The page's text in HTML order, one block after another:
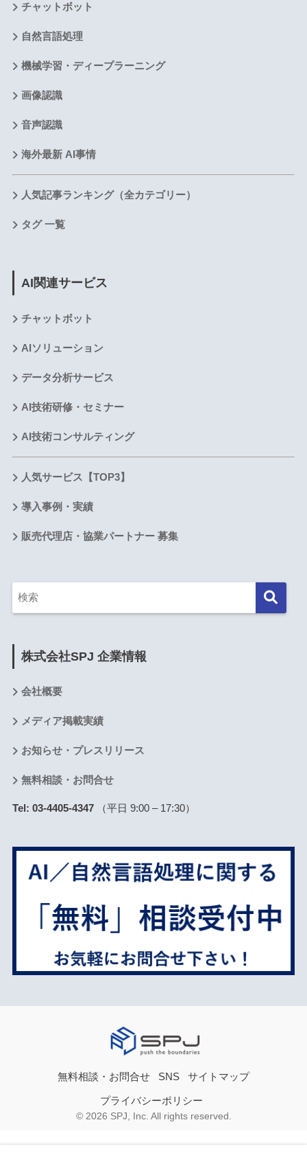
チャットボット
自然言語処理
機械学習・ディープラーニング
画像認識
音声認識
海外最新 AI事情
人気記事ランキング（全カテゴリー）
タグ 一覧
AI関連サービス
チャットボット
AIソリューション
データ分析サービス
AI技術研修・セミナー
AI技術コンサルティング
人気サービス【TOP3】
導入事例・実績
販売代理店・協業パートナー 募集
株式会社SPJ 企業情報
会社概要
メディア掲載実績
お知らせ・プレスリリース
無料相談・お問合せ
Tel: 03-4405-4347（平日 9:00 – 17:30）
無料相談・お問合せ SNS サイトマップ
プライバシーポリシー
© 2026 SPJ, Inc. All rights reserved.